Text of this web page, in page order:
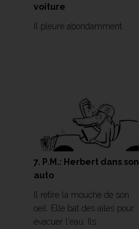
voiture
Il pleure abondamment.
7. P.M.: Herbert dans son
auto
Il retire la mouche de son
oeil. Elle bat des ailes pour
évacuer l'eau. Ils